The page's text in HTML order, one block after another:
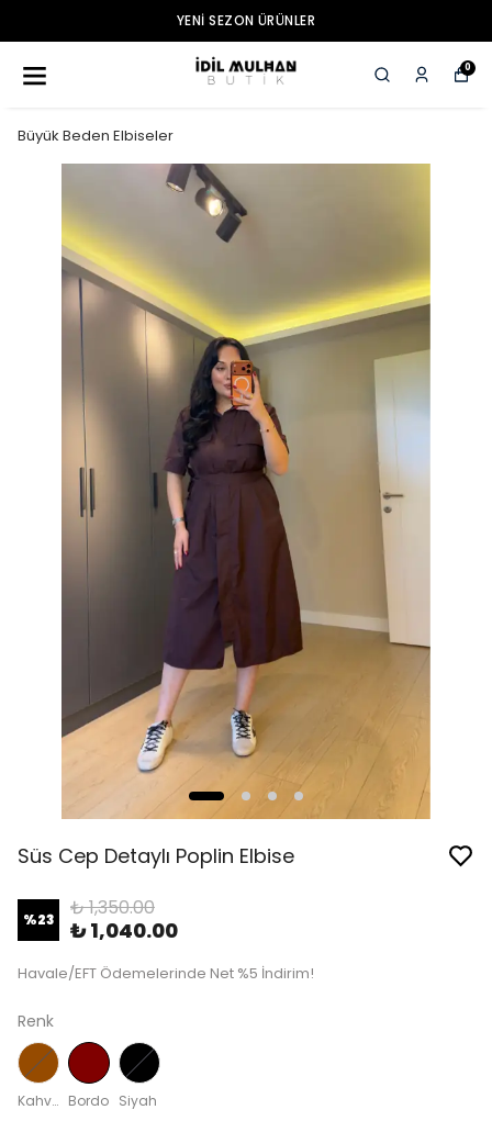
YENI SEZON ÜRÜNLER
0
Büyük Beden Elbiseler
Süs Cep Detaylı Poplin Elbise
%23 ₺ 1,350.00
₺ 1,040.00
Havale/EFT Ödemelerinde Net %5 İndirim!
Renk
Kahverengi Bordo Siyah